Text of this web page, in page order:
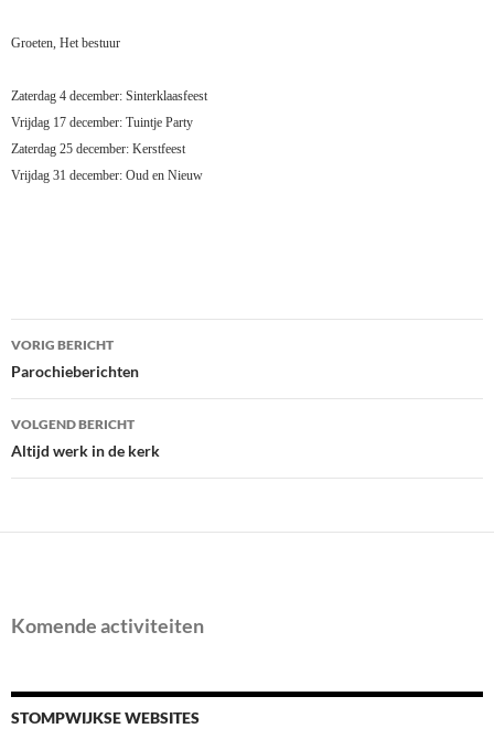
Groeten, Het bestuur
Zaterdag 4 december: Sinterklaasfeest
Vrijdag 17 december: Tuintje Party
Zaterdag 25 december: Kerstfeest
Vrijdag 31 december: Oud en Nieuw
Bericht
navigatie
VORIG BERICHT
Parochieberichten
VOLGEND BERICHT
Altijd werk in de kerk
Komende activiteiten
STOMPWIJKSE WEBSITES